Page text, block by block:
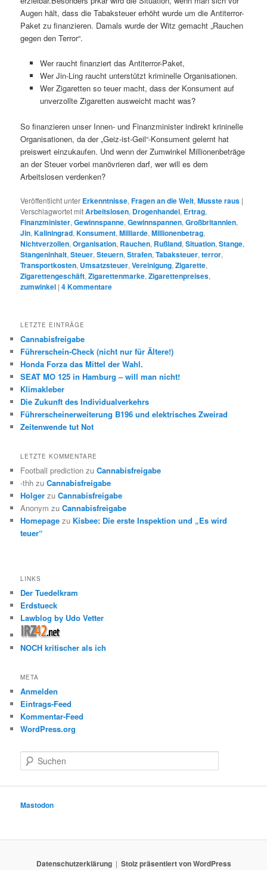
Augen hält, dass die Tabaksteuer erhöht wurde um die Antiterror-
Paket zu finanzieren. Damals wurde der Witz gemacht „Rauchen
gegen den Terror“.
Wer raucht finanziert das Antiterror-Paket,
Wer Jin-Ling raucht unterstützt kriminelle Organisationen.
Wer Zigaretten so teuer macht, dass der Konsument auf
unverzollte Zigaretten ausweicht macht was?
So finanzieren unser Innen- und Finanzminister indirekt krininelle
Organisationen, da der „Geiz-ist-Geil“-Konsument gelernt hat
preiswert einzukaufen. Und wenn der Zumwinkel Millionenbeträge
an der Steuer vorbei manövrieren darf, wer will es dem
Arbeitslosen verdenken?
Veröffentlicht unter Erkenntnisse,Fragen an die Welt,Musste raus |
Verschlagwortet mitArbeitslosen, Drogenhandel, Ertrag,
Finanzminister,Gewinnspanne,Gewinnspannen,Großbritannien,
Jin,Kaliningrad,Konsument,Milliarde,Millionenbetrag,
Nichtverzollen,Organisation, Rauchen, Rußland,Situation,Stange,
Stangeninhalt,Steuer,Steuern,Strafen,Tabaksteuer,terror,
Transportkosten, Umsatzsteuer,Vereinigung,Zigarette,
Zigarettengeschäft,Zigarettenmarke,Zigarettenpreises,
zumwinkel |4Kommentare
LETZTE EINTRÄGE
Cannabisfreigabe
Führerschein-Check (nicht nur für Ältere!)
Honda Forza das Mittel der Wahl.
SEAT MO 125 in Hamburg – will man nicht!
Klimakleber
Die Zukunft des Individualverkehrs
Führerscheinerweiterung B196 und elektrisches Zweirad
Zeitenwende tut Not
LETZTE KOMMENTARE
Football prediction zuCannabisfreigabe
-thh zuCannabisfreigabe
Holger zuCannabisfreigabe
Anonym zuCannabisfreigabe
Homepage zu Kisbee: Die erste Inspektion und „Es wird
teuer“
LINKS
Der Tuedelkram
Erdstueck
Lawblog by Udo Vetter
NOCH kritischer als ich
META
Anmelden
Eintrags-Feed
Kommentar-Feed
WordPress.org
u
e
Mastodon
Datenschutzerklärung Stolz präsentiert von WordPress